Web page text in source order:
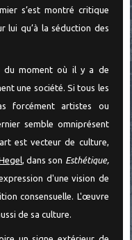
s’est montré critique
lui qu’à la séduction des
moment où il y a de
une société. Si tous les
forcément artistes ou
semble omniprésent
est vecteur de culture,
, dans son Esthétique,
d'une vision de
consensuelle. L'œuvre
de sa culture.